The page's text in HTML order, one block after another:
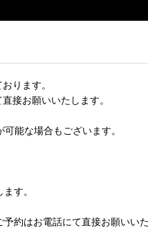
ります。
接お願いいたします。
能な場合もございます。
す。
約はお電話にて直接お願いいた